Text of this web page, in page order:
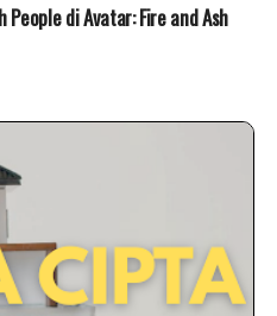
People di Avatar: Fire and Ash